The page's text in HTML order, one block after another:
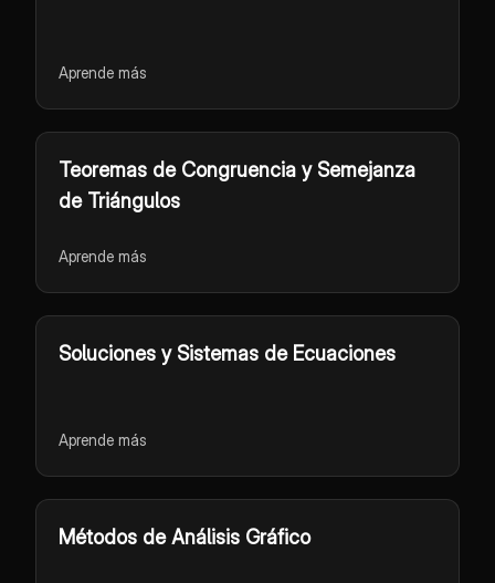
Aprende más
Teoremas de Congruencia y Semejanza
de Triángulos
Aprende más
Soluciones y Sistemas de Ecuaciones
Aprende más
Métodos de Análisis Gráfico